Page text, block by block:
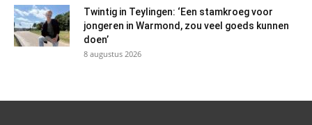
Twintig in Teylingen: ‘Een stamkroeg voor
jongeren in Warmond, zou veel goeds kunnen
doen’
8 augustus 2026